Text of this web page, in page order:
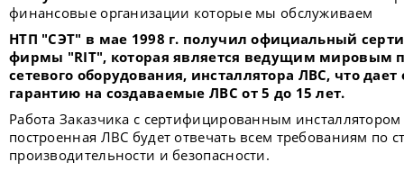
финансовые организации которые мы обслуживаем
НТП "СЭТ" в мае 1998 г. получил официальный
фирмы "RIT", которая является ведущим мировым
сетевого оборудования, инсталлятора ЛВС, что
гарантию на создаваемые ЛВС от 5 до 15 лет.
Работа Заказчика с сертифицированным
построенная ЛВС будет отвечать всем требованиям по
производительности и безопасности.